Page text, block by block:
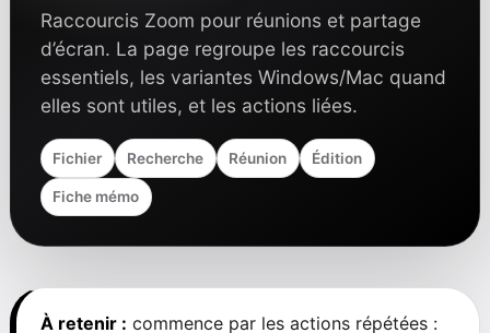
Raccourcis Zoom pour réunions et partage
d’écran. La page regroupe les raccourcis
essentiels, les variantes Windows/Mac quand
elles sont utiles, et les actions liées.
Fichier Recherche Réunion Édition
Fiche mémo
À retenir : commence par les actions répétées :